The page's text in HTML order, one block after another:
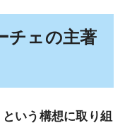
チェの主著
いう構想に取り組